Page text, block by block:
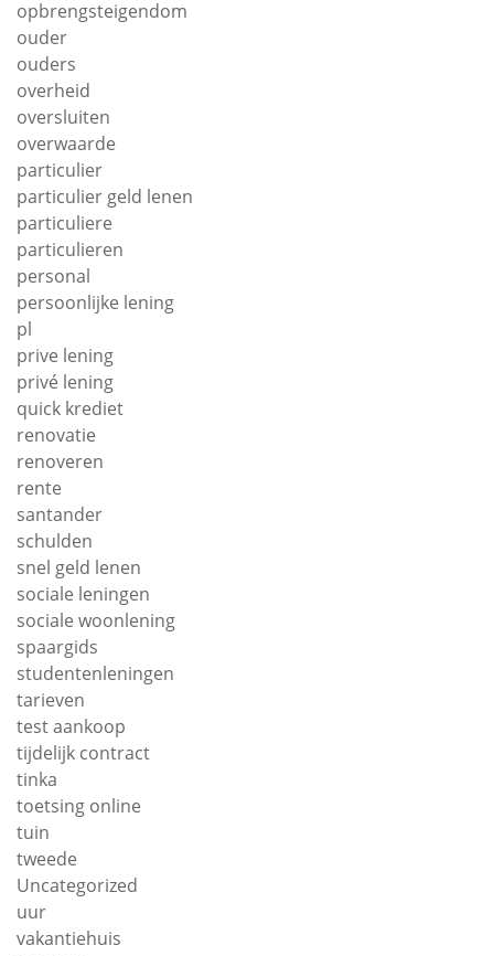
opbrengsteigendom
ouder
ouders
overheid
oversluiten
overwaarde
particulier
particulier geld lenen
particuliere
particulieren
personal
persoonlijke lening
pl
prive lening
privé lening
quick krediet
renovatie
renoveren
rente
santander
schulden
snel geld lenen
sociale leningen
sociale woonlening
spaargids
studentenleningen
tarieven
test aankoop
tijdelijk contract
tinka
toetsing online
tuin
tweede
Uncategorized
uur
vakantiehuis